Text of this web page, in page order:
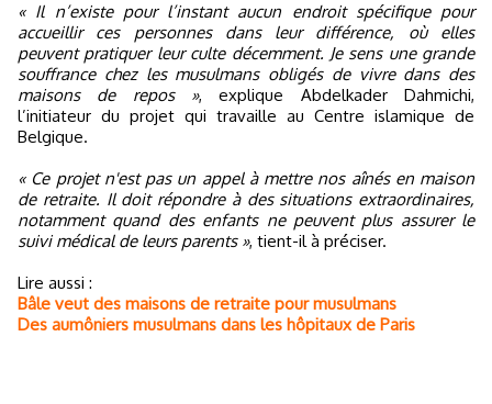
« Il n’existe pour l’instant aucun endroit spécifique pour
accueillir ces personnes dans leur différence, où elles
peuvent pratiquer leur culte décemment. Je sens une grande
souffrance chez les musulmans obligés de vivre dans des
maisons de repos », explique Abdelkader Dahmichi,
l’initiateur du projet qui travaille au Centre islamique de
Belgique.
« Ce projet n'est pas un appel à mettre nos aînés en maison
de retraite. Il doit répondre à des situations extraordinaires,
notamment quand des enfants ne peuvent plus assurer le
suivi médical de leurs parents », tient-il à préciser.
Lire aussi :
Bâle veut des maisons de retraite pour musulmans
Des aumôniers musulmans dans les hôpitaux de Paris